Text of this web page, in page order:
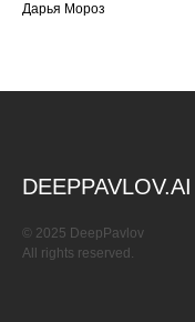
Дарья Мороз
DEEPPAVLOV.AI
© 2025 DeepPavlov
All rights reserved.